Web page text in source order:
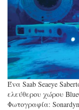
Ένα Saab Seaeye
ελεύθερου χώρου
Φωτογραφία: